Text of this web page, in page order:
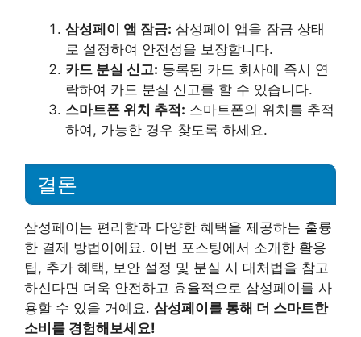
삼성페이 앱 잠금: 삼성페이 앱을 잠금 상태
로 설정하여 안전성을 보장합니다.
카드 분실 신고: 등록된 카드 회사에 즉시 연
락하여 카드 분실 신고를 할 수 있습니다.
스마트폰 위치 추적: 스마트폰의 위치를 추적
하여, 가능한 경우 찾도록 하세요.
결론
삼성페이는 편리함과 다양한 혜택을 제공하는 훌륭
한 결제 방법이에요. 이번 포스팅에서 소개한 활용
팁, 추가 혜택, 보안 설정 및 분실 시 대처법을 참고
하신다면 더욱 안전하고 효율적으로 삼성페이를 사
용할 수 있을 거예요. 삼성페이를 통해 더 스마트한
소비를 경험해보세요!